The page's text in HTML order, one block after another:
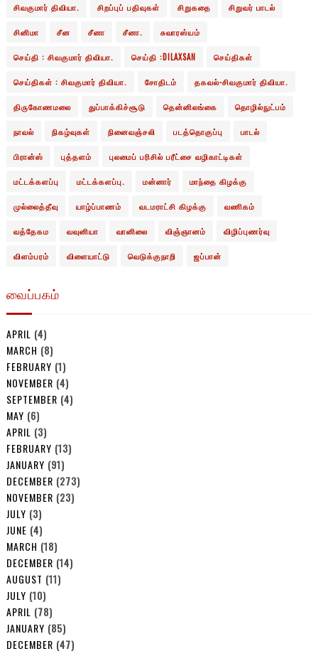
சிவகுமார் திவியா. சிறப்புப் பதிவுகள் சிறுகதை சிறுவர் பாடல்
சினிமா சீன சீனா சீனா. சுவாரஸ்யம்
செய்தி : சிவகுமார் திவியா. செய்தி :DILAXSAN செய்திகள்
செய்திகள் : சிவகுமார் திவியா. சோதிடம் தகவல்-சிவகுமார் திவியா.
திருகோணமலை துப்பாக்கிச்சூடு தென்னிலங்கை தொழில்நுட்பம்
நாவல் நிகழ்வுகள் நினைவஞ்சலி படத்தொகுப்பு பாடல்
பிரான்ஸ் புத்தளம் புலமைப் பரிசில் பரீட்சை வழிகாட்டிகள்
மட்டக்களப்பு மட்டக்களப்பு. மன்னார் மாந்தை கிழக்கு
முல்லைத்தீவு யாழ்ப்பாணம் வடமராட்சி கிழக்கு வணிகம்
வத்தேகம வவுனியா வானிலை விஞ்ஞானம் விழிப்புணர்வு
விளம்பரம் விளையாட்டு வெடுக்குநாறி ஜப்பான்
வைப்பகம்
APRIL (4)
MARCH (8)
FEBRUARY (1)
NOVEMBER (4)
SEPTEMBER (4)
MAY (6)
APRIL (3)
FEBRUARY (13)
JANUARY (91)
DECEMBER (273)
NOVEMBER (23)
JULY (3)
JUNE (4)
MARCH (18)
DECEMBER (14)
AUGUST (11)
JULY (10)
APRIL (78)
JANUARY (85)
DECEMBER (47)